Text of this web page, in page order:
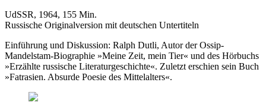
UdSSR, 1964, 155 Min.
Russische Originalversion mit deutschen Untertiteln
Einführung und Diskussion: Ralph Dutli, Autor der Ossip-
Mandelstam-Biographie »Meine Zeit, mein Tier« und des Hörbuchs
»Erzählte russische Literaturgeschichte«. Zuletzt erschien sein Buch
»Fatrasien. Absurde Poesie des Mittelalters«.